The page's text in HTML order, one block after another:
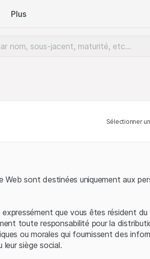
Plus
Sélectionner
sont destinées uniquement aux
que vous êtes résident
toute responsabilité pour la
ou morales qui fournissent des
leur siège social.